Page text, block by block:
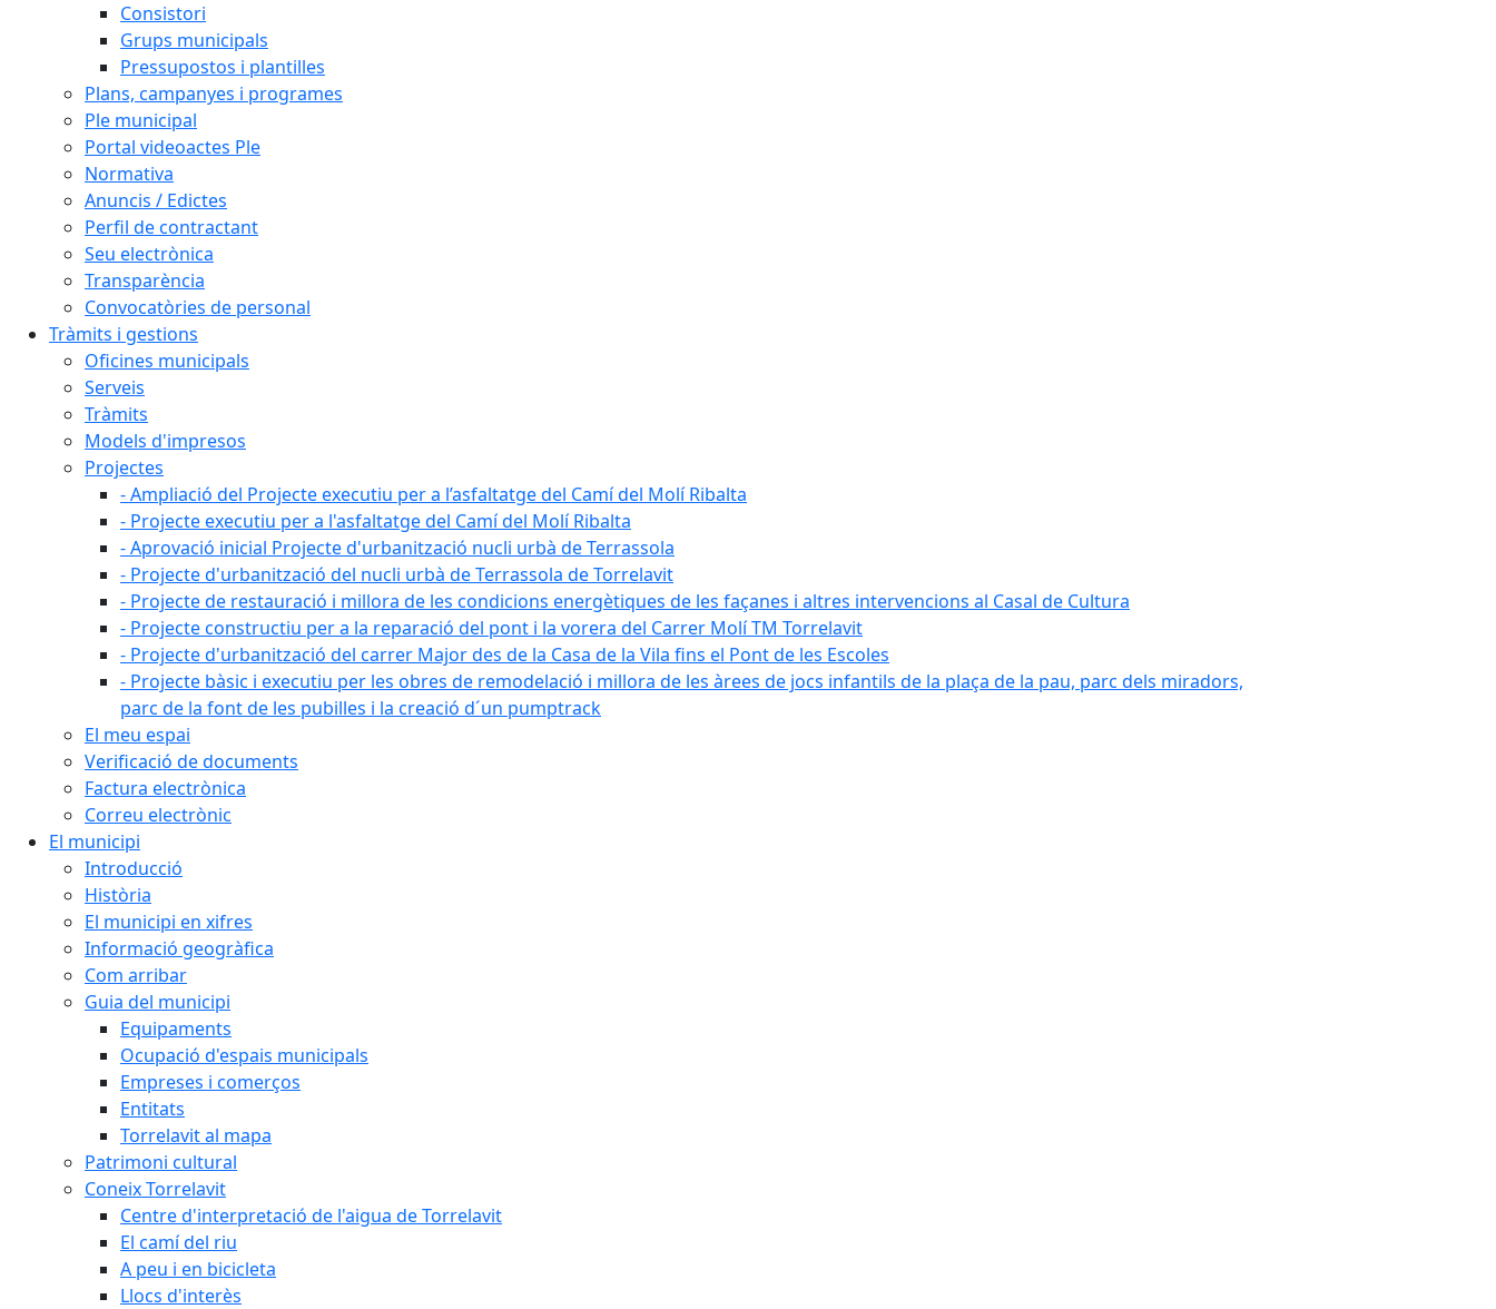
Consistori
Grups municipals
Pressupostos i plantilles
Plans, campanyes i programes
Ple municipal
Portal videoactes Ple
Normativa
Anuncis / Edictes
Perfil de contractant
Seu electrònica
Transparència
Convocatòries de personal
Tràmits i gestions
Oficines municipals
Serveis
Tràmits
Models d'impresos
Projectes
- Ampliació del Projecte executiu per a l’asfaltatge del Camí del Molí Ribalta
- Projecte executiu per a l'asfaltatge del Camí del Molí Ribalta
- Aprovació inicial Projecte d'urbanització nucli urbà de Terrassola
- Projecte d'urbanització del nucli urbà de Terrassola de Torrelavit
- Projecte de restauració i millora de les condicions energètiques de les façanes i altres intervencions al Casal de Cultura
- Projecte constructiu per a la reparació del pont i la vorera del Carrer Molí TM Torrelavit
- Projecte d'urbanització del carrer Major des de la Casa de la Vila fins el Pont de les Escoles
- Projecte bàsic i executiu per les obres de remodelació i millora de les àrees de jocs infantils de la plaça de la pau, parc dels miradors,
parc de la font de les pubilles i la creació d´un pumptrack
El meu espai
Verificació de documents
Factura electrònica
Correu electrònic
El municipi
Introducció
Història
El municipi en xifres
Informació geogràfica
Com arribar
Guia del municipi
Equipaments
Ocupació d'espais municipals
Empreses i comerços
Entitats
Torrelavit al mapa
Patrimoni cultural
Coneix Torrelavit
Centre d'interpretació de l'aigua de Torrelavit
El camí del riu
A peu i en bicicleta
Llocs d'interès